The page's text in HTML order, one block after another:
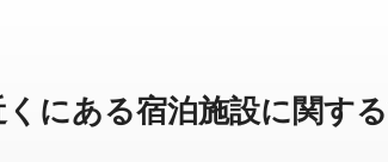
に⁠あ⁠る宿⁠泊⁠施⁠設⁠に関⁠す⁠